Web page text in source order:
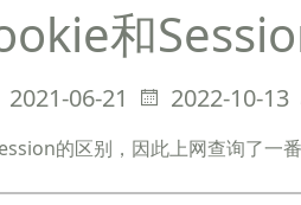
和
2021-06-21 2022-10-13
的区别，因此上网查询了一